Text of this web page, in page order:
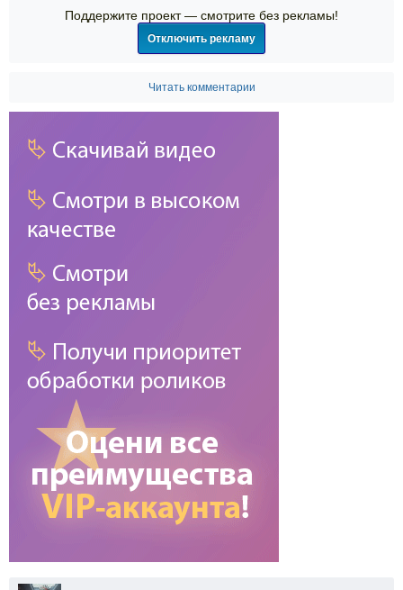
Поддержите проект — смотрите без рекламы!
Отключить рекламу
Читать комментарии